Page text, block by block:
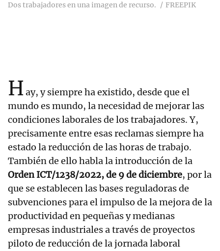
Dos trabajadores en una imagen de recurso. FREEPIK
H ay, y siempre ha existido, desde que el
mundo es mundo, la necesidad de mejorar las
condiciones laborales de los trabajadores. Y,
precisamente entre esas reclamas siempre ha
estado la reducción de las horas de trabajo.
También de ello habla la introducción de la
Orden ICT/1238/2022, de 9 de diciembre, por la
que se establecen las bases reguladoras de
subvenciones para el impulso de la mejora de la
productividad en pequeñas y medianas
empresas industriales a través de proyectos
piloto de reducción de la jornada laboral